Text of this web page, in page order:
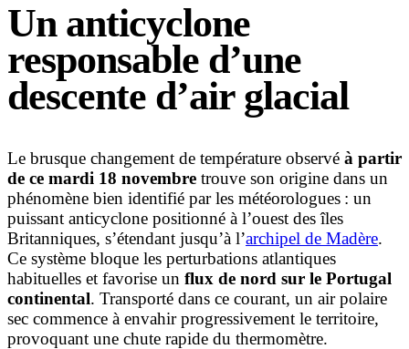
Un anticyclone
responsable d’une
descente d’air glacial
Le brusque changement de température observé à partir
de ce mardi 18 novembre trouve son origine dans un
phénomène bien identifié par les météorologues : un
puissant anticyclone positionné à l’ouest des îles
Britanniques, s’étendant jusqu’à l’archipel de Madère.
Ce système bloque les perturbations atlantiques
habituelles et favorise un flux de nord sur le Portugal
continental. Transporté dans ce courant, un air polaire
sec commence à envahir progressivement le territoire,
provoquant une chute rapide du thermomètre.